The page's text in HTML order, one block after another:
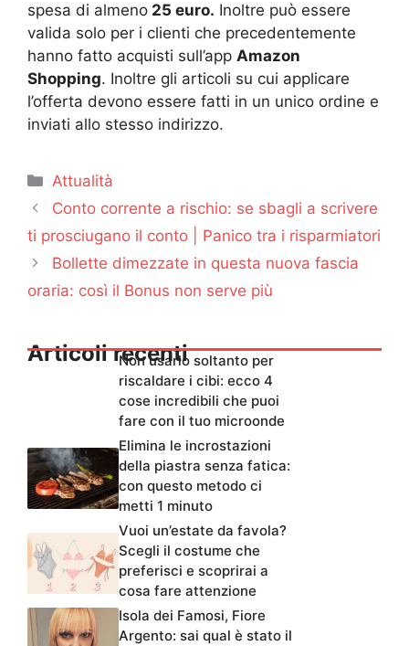
spesa di almeno 25 euro. Inoltre può essere
valida solo per i clienti che precedentemente
hanno fatto acquisti sull’app Amazon
Shopping. Inoltre gli articoli su cui applicare
l’offerta devono essere fatti in un unico ordine e
inviati allo stesso indirizzo.
Categorie
Attualità
Conto corrente a rischio: se sbagli a scrivere
ti prosciugano il conto | Panico tra i risparmiatori
Bollette dimezzate in questa nuova fascia
oraria: così il Bonus non serve più
Articoli recentiNon usarlo soltanto per
riscaldare i cibi: ecco 4
cose incredibili che puoi
fare con il tuo microonde
Elimina le incrostazioni
della piastra senza fatica:
con questo metodo ci
metti 1 minuto
Vuoi un’estate da favola?
Scegli il costume che
preferisci e scoprirai a
cosa fare attenzione
Isola dei Famosi, Fiore
Argento: sai qual è stato il